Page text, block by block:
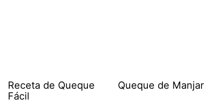
Receta de Queque
Fácil
Queque de Manjar